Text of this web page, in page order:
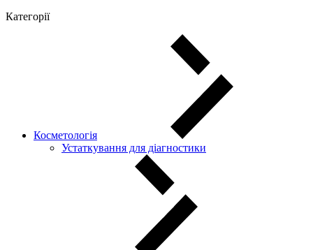
Категорії
Косметологія
Устаткування для діагностики